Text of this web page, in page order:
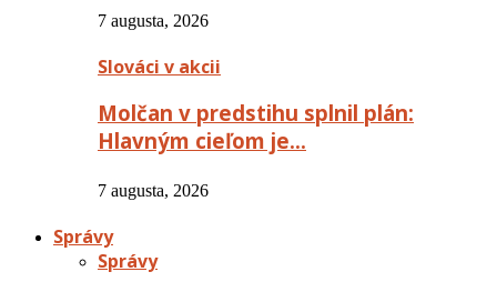
7 augusta, 2026
Slováci v akcii
Molčan v predstihu splnil plán:
Hlavným cieľom je…
7 augusta, 2026
Správy
Správy